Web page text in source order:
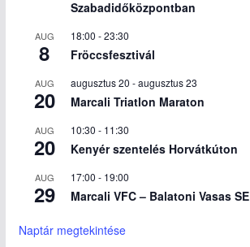
Szabadidőközpontban
AUG
8
18:00 -23:30
Fröccsfesztivál
AUG
20
augusztus 20 -augusztus 23
Marcali Triatlon Maraton
AUG
20
10:30 - 11:30
Kenyér szentelés Horvátkúton
AUG
29
17:00 - 19:00
Marcali VFC – Balatoni Vasas SE
Naptár megtekintése